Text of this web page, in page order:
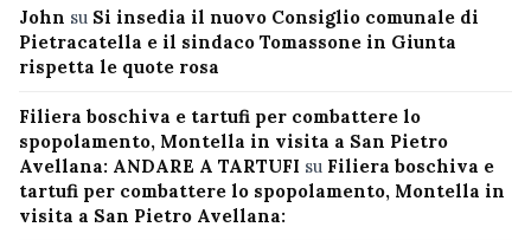
John su Si insedia il nuovo Consiglio comunale di
Pietracatella e il sindaco Tomassone in Giunta
rispetta le quote rosa
Filiera boschiva e tartufi per combattere lo
spopolamento, Montella in visita a San Pietro
Avellana: ANDARE A TARTUFI su Filiera boschiva e
tartufi per combattere lo spopolamento, Montella in
visita a San Pietro Avellana: